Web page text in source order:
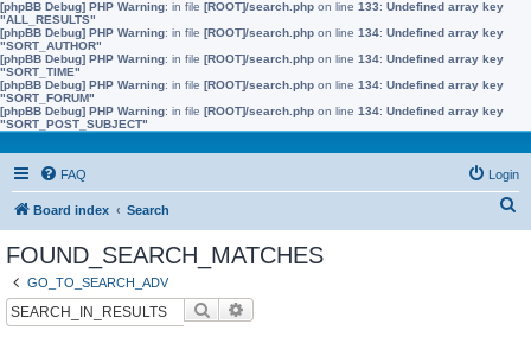
[phpBB Debug] PHP Warning: in file [ROOT]/search.php on line 133: Undefined array key
"ALL_RESULTS"
[phpBB Debug] PHP Warning: in file [ROOT]/search.php on line 134: Undefined array key
"SORT_AUTHOR"
[phpBB Debug] PHP Warning: in file [ROOT]/search.php on line 134: Undefined array key
"SORT_TIME"
[phpBB Debug] PHP Warning: in file [ROOT]/search.php on line 134: Undefined array key
"SORT_FORUM"
[phpBB Debug] PHP Warning: in file [ROOT]/search.php on line 134: Undefined array key
"SORT_POST_SUBJECT"
FAQ Login
Board index Search
FOUND_SEARCH_MATCHES
GO_TO_SEARCH_ADV
Search